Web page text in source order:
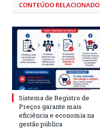
CONTEÚDO RELACIONADO
Sistema de Registro de
Preços garante mais
eficiência e economia na
gestão pública